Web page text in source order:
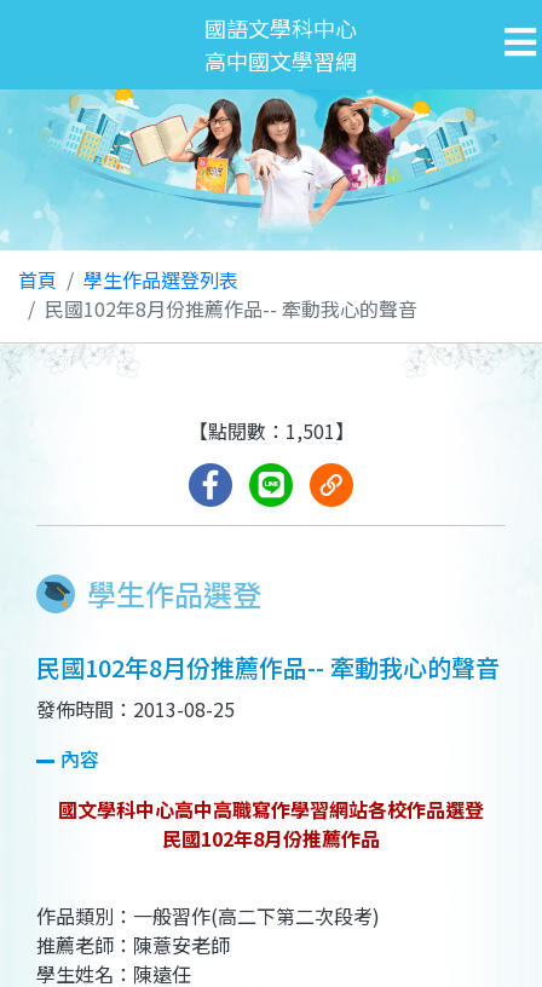
國語文學科中心
高中國文學習網
首頁
學生作品選登列表
民國102年8月份推薦作品-- 牽動我心的聲音
學生作品選登
【點閱數：1,501】
民國102年8月份推薦作品-- 牽動我心的聲音
發佈時間：2013-08-25
內容
國文學科中心高中高職寫作學習網站各校作品選登
民國102年8月份推薦作品
作品類別：一般習作(高二下第二次段考)
推薦老師：陳薏安老師
學生姓名：陳遠任